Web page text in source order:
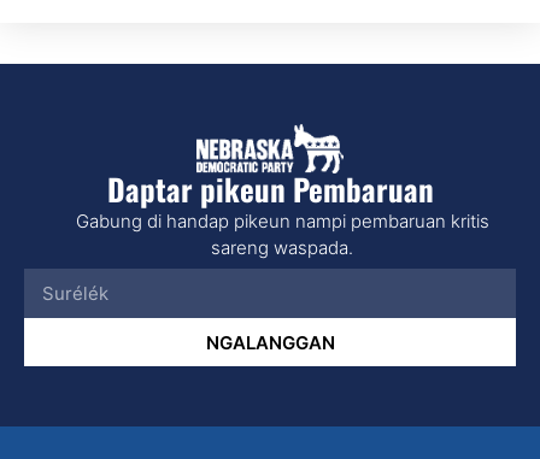
Daptar pikeun Pembaruan
Gabung di handap pikeun nampi pembaruan kritis
sareng waspada.
NGALANGGAN